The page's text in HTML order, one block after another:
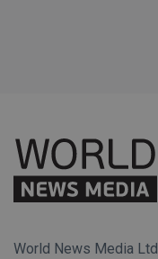
World News Media Ltd